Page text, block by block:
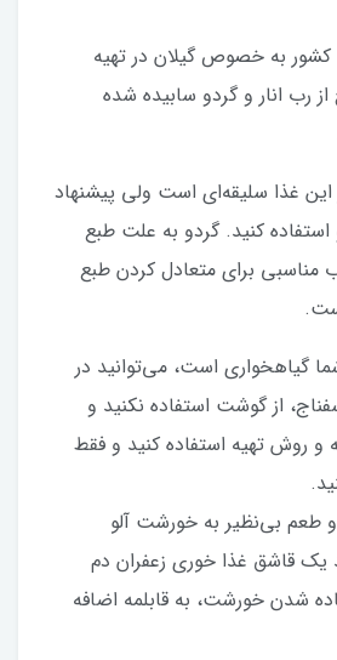
کشور به خصوص گیلان در تهیه
رب انار و گردو سابیده شده
این غذا سلیقه‌ای است ولی پیشنهاد
کنید. گردو به علت طبع
مناسبی برای متعادل کردن طبع
گیاهخواری است، می‌توانید در
از گوشت استفاده نکنید و
و روش تهیه استفاده کنید و فقط
طعم بی‌نظیر به خورشت آلو
یک قاشق غذا خوری زعفران دم
شدن خورشت، به قابلمه اضافه